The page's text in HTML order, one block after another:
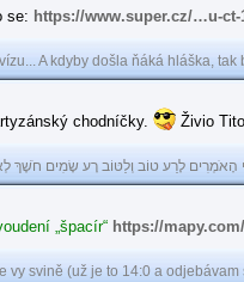
se: https://www.super.cz/…u-ct-
A kdyby došla ňáká hláška,
chodníčky. Živio
הָאֹמְרִים לָרַע טוֹב וְלַטּוֹב רָע שָׂמִים חֹשֶׁךְ
„špacír“ https://
vy svině (už je to 14:0 a